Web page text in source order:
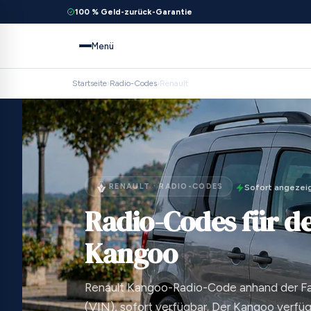
100 % Geld-zurück-Garantie
Menü
Startseite›Radio-Codes›Renault
RENAULT · RADIO-CODES Sofort
Radio-Codes für
Kangoo
Renault Kangoo-Radio-Code anhand der
(VIN), sofort verfügbar. Der Kangoo